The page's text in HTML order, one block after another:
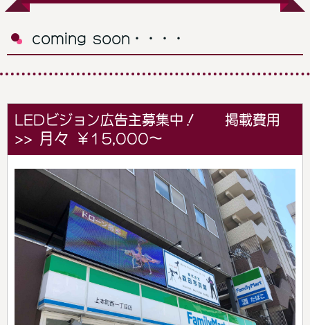
coming soon・・・・
LEDビジョン広告主募集中！ 掲載費用
>>
月々 ￥15,000～